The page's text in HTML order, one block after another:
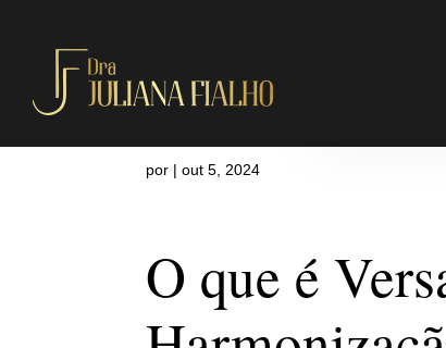
O que é
por |out 5, 2024
O que é